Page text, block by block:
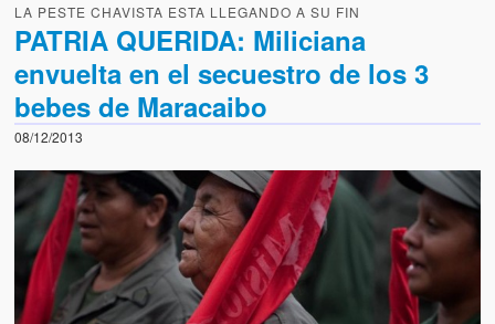
LA PESTE CHAVISTA ESTA LLEGANDO A SU FIN
PATRIA QUERIDA: Miliciana
envuelta en el secuestro de los 3
bebes de Maracaibo
08/12/2013